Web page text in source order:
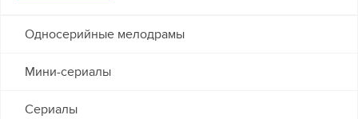
Односерийные мелодрамы
Мини-сериалы
Сериалы